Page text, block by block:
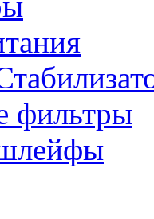
фильтры